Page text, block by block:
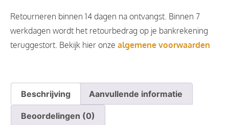
Retourneren binnen 14 dagen na ontvangst. Binnen 7
werkdagen wordt het retourbedrag op je bankrekening
teruggestort. Bekijk hier onze algemene voorwaarden
Beschrijving Aanvullende informatie
Beoordelingen (0)